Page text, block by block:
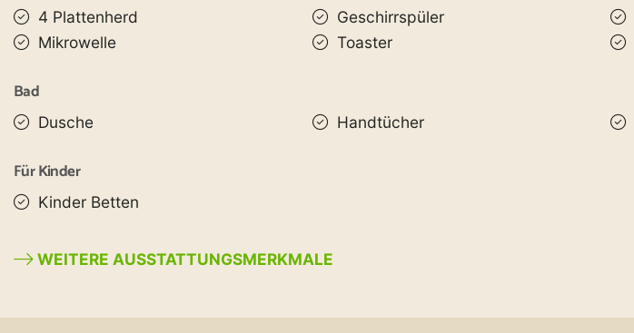
4 Plattenherd Geschirrspüler
Mikrowelle
Toaster
Bad
Dusche Handtücher
Für Kinder
Kinder Betten
WEITERE AUSSTATTUNGSMERKMALE